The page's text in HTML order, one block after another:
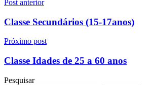
Navegação
de
Post anterior
Classe Secundários (15-17anos)
Próximo post
Classe Idades de 25 a 60 anos
Pesquisar